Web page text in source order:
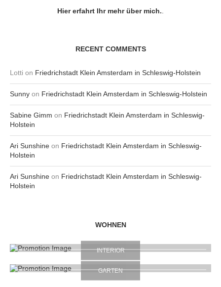
Hier erfahrt Ihr mehr über mich..
RECENT COMMENTS
Lotti on Friedrichstadt Klein Amsterdam in Schleswig-Holstein
Sunny on Friedrichstadt Klein Amsterdam in Schleswig-Holstein
Sabine Gimm on Friedrichstadt Klein Amsterdam in Schleswig-
Holstein
Ari Sunshine on Friedrichstadt Klein Amsterdam in Schleswig-
Holstein
Ari Sunshine on Friedrichstadt Klein Amsterdam in Schleswig-
Holstein
WOHNEN
INTERIOR
GARTEN